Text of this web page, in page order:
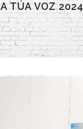
A TÚA VOZ 2024